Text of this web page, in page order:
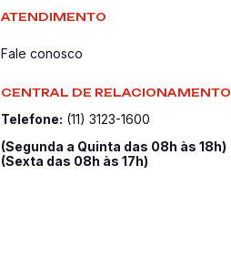
ATENDIMENTO
Fale conosco
CENTRAL DE RELACIONAMENTO
Telefone: (11) 3123-1600
(Segunda a Quinta das 08h às 18h)
(Sexta das 08h às 17h)